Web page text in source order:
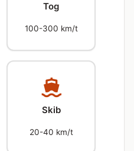
Tog
100-300 km/t
Skib
20-40 km/t